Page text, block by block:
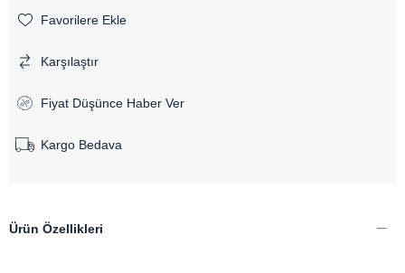
Favorilere Ekle
Karşılaştır
Fiyat Düşünce Haber Ver
Kargo Bedava
Ürün Özellikleri